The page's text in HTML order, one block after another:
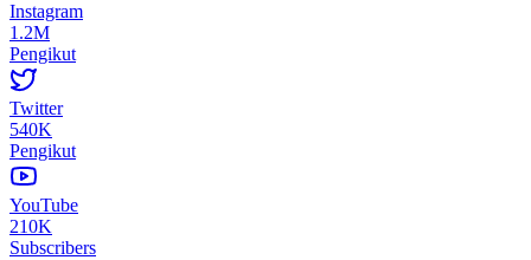
Instagram
1.2M
Pengikut
Twitter
540K
Pengikut
YouTube
210K
Subscribers